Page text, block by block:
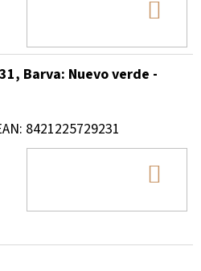
Barva: Nuevo verde -
8421225729231